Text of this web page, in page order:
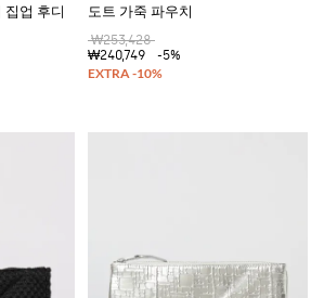
집업 후디 도트 가죽 파우치
₩253,428
₩240,749
-5%